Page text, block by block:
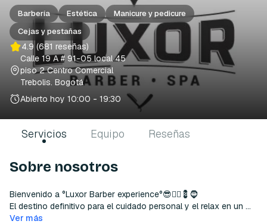
Barbería Estética
Manicure y pedicure
Cejas y pestañas
4.9 (681 reseñas)
Calle 19 A # 91-05 local 45
piso 2 Centro Comercial
Trebolis. Bogotá
Abierto hoy 10:00 - 19:30
Servicios Equipo Reseñas
Sobre nosotros
Bienvenido a °Luxor Barber experience°😎💇‍♂️💈🧔
El destino definitivo para el cuidado personal y el relax en un
entorno sofisticado y contemporáneo. Este oasis urbano
Ver más